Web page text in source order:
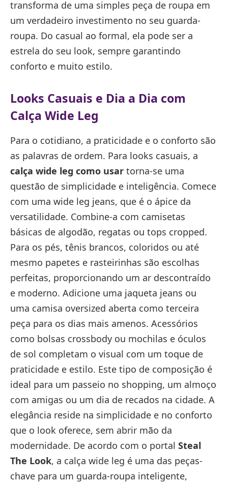
transforma de uma simples peça de roupa em
um verdadeiro investimento no seu guarda-
roupa. Do casual ao formal, ela pode ser a
estrela do seu look, sempre garantindo
conforto e muito estilo.
Looks Casuais e Dia a Dia com
Calça Wide Leg
Para o cotidiano, a praticidade e o conforto são
as palavras de ordem. Para looks casuais, a
calça wide leg como usar torna-se uma
questão de simplicidade e inteligência. Comece
com uma wide leg jeans, que é o ápice da
versatilidade. Combine-a com camisetas
básicas de algodão, regatas ou tops cropped.
Para os pés, tênis brancos, coloridos ou até
mesmo papetes e rasteirinhas são escolhas
perfeitas, proporcionando um ar descontraído
e moderno. Adicione uma jaqueta jeans ou
uma camisa oversized aberta como terceira
peça para os dias mais amenos. Acessórios
como bolsas crossbody ou mochilas e óculos
de sol completam o visual com um toque de
praticidade e estilo. Este tipo de composição é
ideal para um passeio no shopping, um almoço
com amigas ou um dia de recados na cidade. A
elegância reside na simplicidade e no conforto
que o look oferece, sem abrir mão da
modernidade. De acordo com o portal Steal
The Look, a calça wide leg é uma das peças-
chave para um guarda-roupa inteligente,